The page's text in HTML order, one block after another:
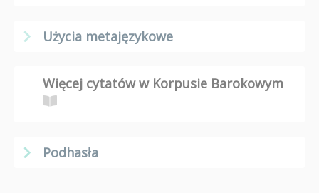
Użycia metajęzykowe
Więcej cytatów w Korpusie Barokowym
Podhasła